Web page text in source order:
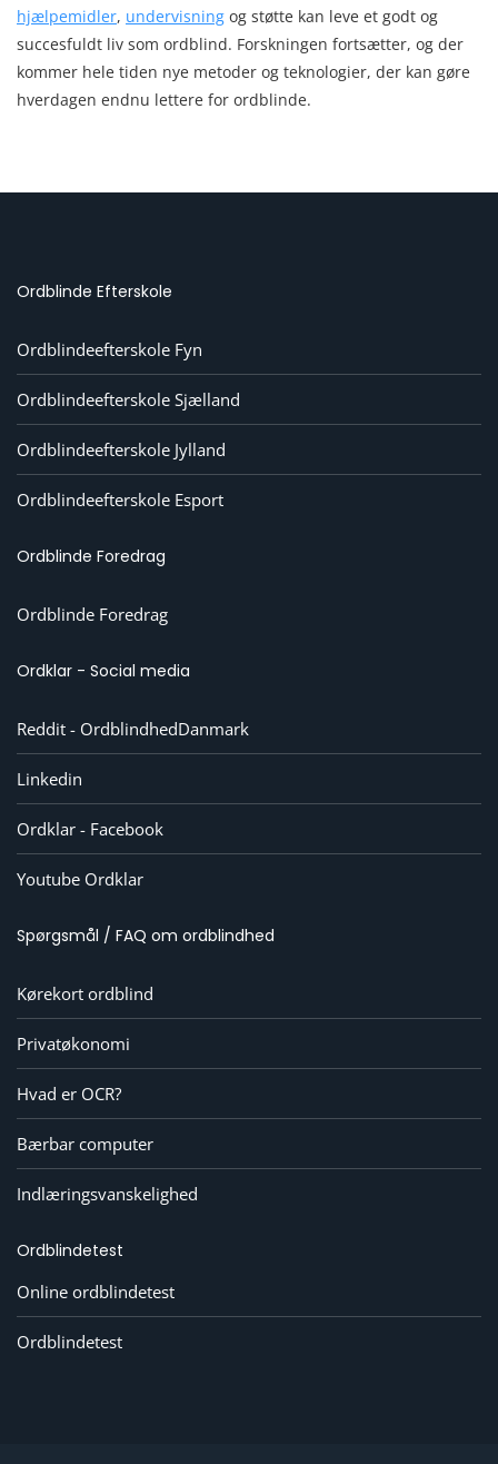
hjælpemidler, undervisning og støtte kan leve et godt og
succesfuldt liv som ordblind. Forskningen fortsætter, og der
kommer hele tiden nye metoder og teknologier, der kan gøre
hverdagen endnu lettere for ordblinde.
Ordblinde Efterskole
Ordblindeefterskole Fyn
Ordblindeefterskole Sjælland
Ordblindeefterskole Jylland
Ordblindeefterskole Esport
Ordblinde Foredrag
Ordblinde Foredrag
Ordklar - Social media
Reddit - OrdblindhedDanmark
Linkedin
Ordklar - Facebook
Youtube Ordklar
Spørgsmål / FAQ om ordblindhed
Kørekort ordblind
Privatøkonomi
Hvad er OCR?
Bærbar computer
Indlæringsvanskelighed
Ordblindetest
Online ordblindetest
Ordblindetest